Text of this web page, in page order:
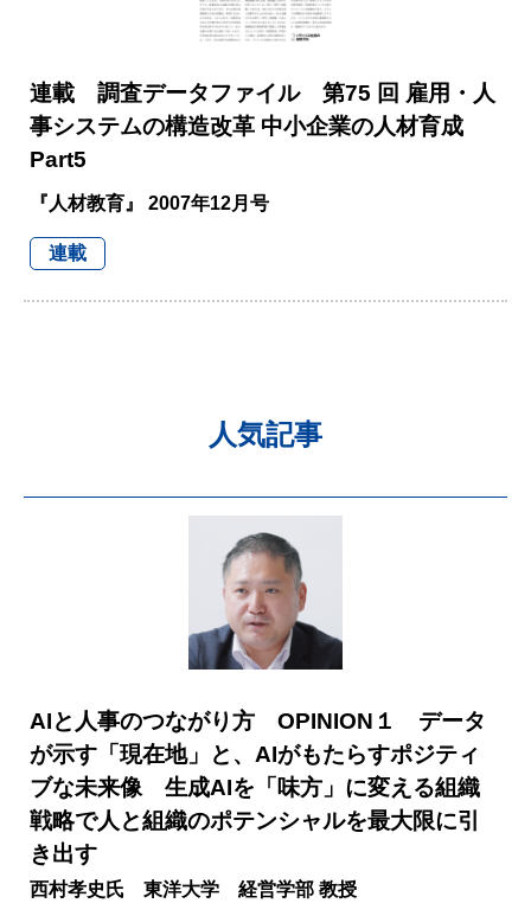
連載 調査データファイル 第75 回 雇用・人
事システムの構造改革 中小企業の人材育成
Part5
『人材教育』 2007年12月号
連載
人気記事
AIと人事のつながり方 OPINION１ データ
が示す「現在地」と、AIがもたらすポジティ
ブな未来像 生成AIを「味方」に変える組織
戦略で人と組織のポテンシャルを最大限に引
き出す
西村孝史氏 東洋大学 経営学部 教授